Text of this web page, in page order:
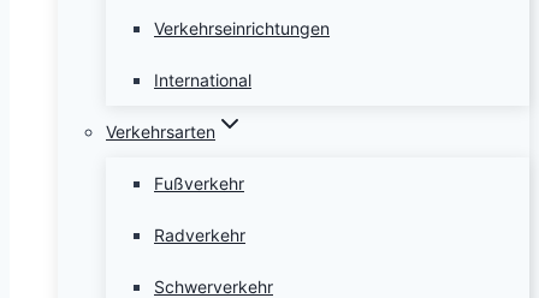
Verkehrseinrichtungen
International
Verkehrsarten
Fußverkehr
Radverkehr
Schwerverkehr